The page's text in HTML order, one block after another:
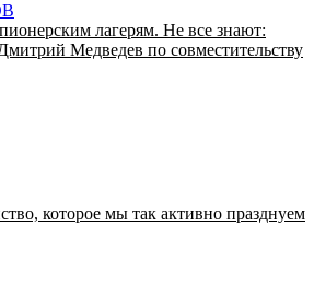
лагерям. Не все знают:
Медведев по совместительству
которое мы так активно празднуем